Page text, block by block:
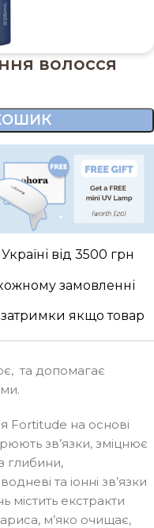
волосся
від 3500 грн
замовленні
якщо товар
та допомагає
Fortitude на основі
зв’язки, зміцнює
глибини,
та іонні зв’язки
містить екстракти
м’яко очищає,